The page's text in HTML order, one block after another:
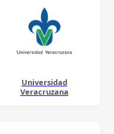
Universidad
Veracruzana